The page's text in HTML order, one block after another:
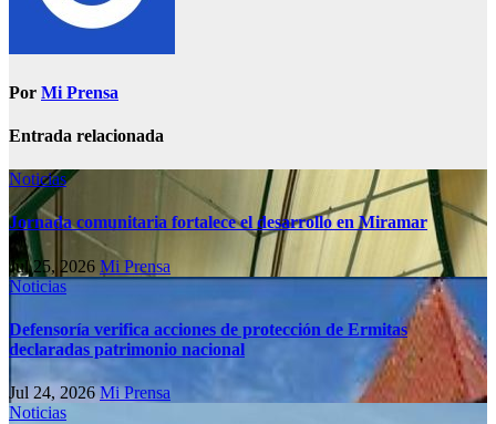
Por Mi Prensa
Entrada relacionada
Noticias
Jornada comunitaria fortalece el desarrollo en Miramar
Jul 25, 2026 Mi Prensa
Noticias
Defensoría verifica acciones de protección de Ermitas
declaradas patrimonio nacional
Jul 24, 2026Mi Prensa
Noticias